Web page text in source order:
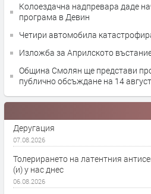
Колоездачна надпревара даде
програма в Девин
Четири автомобила
Изложба за Априлското
Община Смолян ще представи
публично обсъждане на 14 август
Деругация
07.08.2026
Толерирането на латентния
(и) у нас днес
06.08.2026